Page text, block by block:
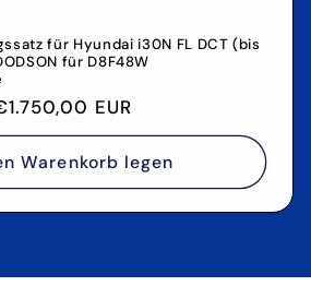
für Hyundai i30N FL DCT (bis
für D8F48W
EUR
Warenkorb legen